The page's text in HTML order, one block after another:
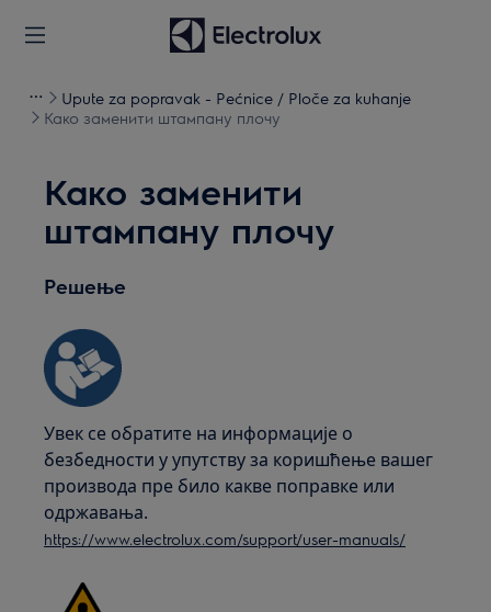
Upute za popravak - Pećnice / Ploče za kuhanje
Како заменити штампану плочу
Како заменити
штампану плочу
Решење
Увек се обратите на информације о
безбедности у упутству за коришћење вашег
производа пре било какве поправке или
одржавања.
https://www.electrolux.com/support/user-manuals/